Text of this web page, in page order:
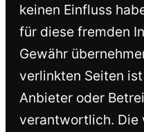
keinen Einfluss
für diese fremden
Gewähr
verlinkten Seiten
Anbieter oder
verantwortlich. Die